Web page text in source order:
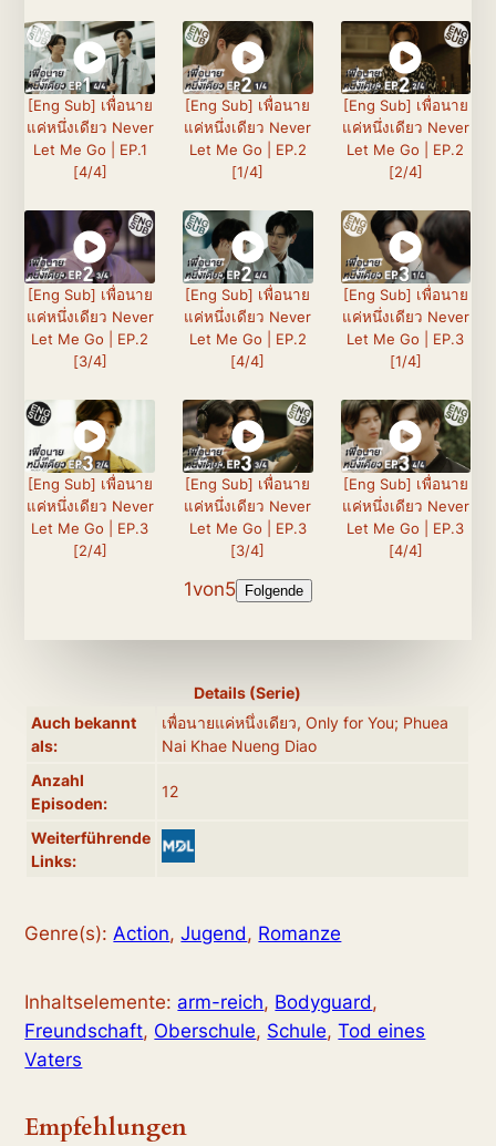
[Eng Sub] เพื่อนาย
แค่หนึ่งเดียว Never
Let Me Go | EP.1
[4/4]
[Eng Sub] เพื่อนาย
แค่หนึ่งเดียว Never
Let Me Go | EP.2
[1/4]
[Eng Sub] เพื่อนาย
แค่หนึ่งเดียว Never
Let Me Go | EP.2
[2/4]
[Eng Sub] เพื่อนาย
แค่หนึ่งเดียว Never
Let Me Go | EP.2
[3/4]
[Eng Sub] เพื่อนาย
แค่หนึ่งเดียว Never
Let Me Go | EP.2
[4/4]
[Eng Sub] เพื่อนาย
แค่หนึ่งเดียว Never
Let Me Go | EP.3
[1/4]
[Eng Sub] เพื่อนาย
แค่หนึ่งเดียว Never
Let Me Go | EP.3
[2/4]
[Eng Sub] เพื่อนาย
แค่หนึ่งเดียว Never
Let Me Go | EP.3
[3/4]
[Eng Sub] เพื่อนาย
แค่หนึ่งเดียว Never
Let Me Go | EP.3
[4/4]
1von5 Folgende
Details (Serie)
Auch bekannt
als:
เพื่อนายแค่หนึ่งเดียว, Only for You; Phuea
Nai Khae Nueng Diao
Anzahl
Episoden:
12
Weiterführende
Links:
Genre(s):Action,Jugend, Romanze
Inhaltselemente: arm-reich, Bodyguard,
Freundschaft, Oberschule, Schule,Tod eines
Vaters
Empfehlungen